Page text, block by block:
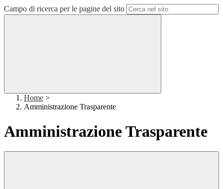
Campo di ricerca per le pagine del sito
Home >
Amministrazione Trasparente
Amministrazione Trasparente